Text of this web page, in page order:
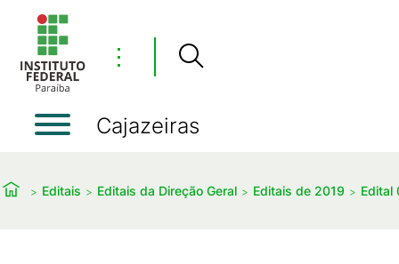
⋮
Cajazeiras
Editais Editais da Direção Geral Editais de 2019 Edital